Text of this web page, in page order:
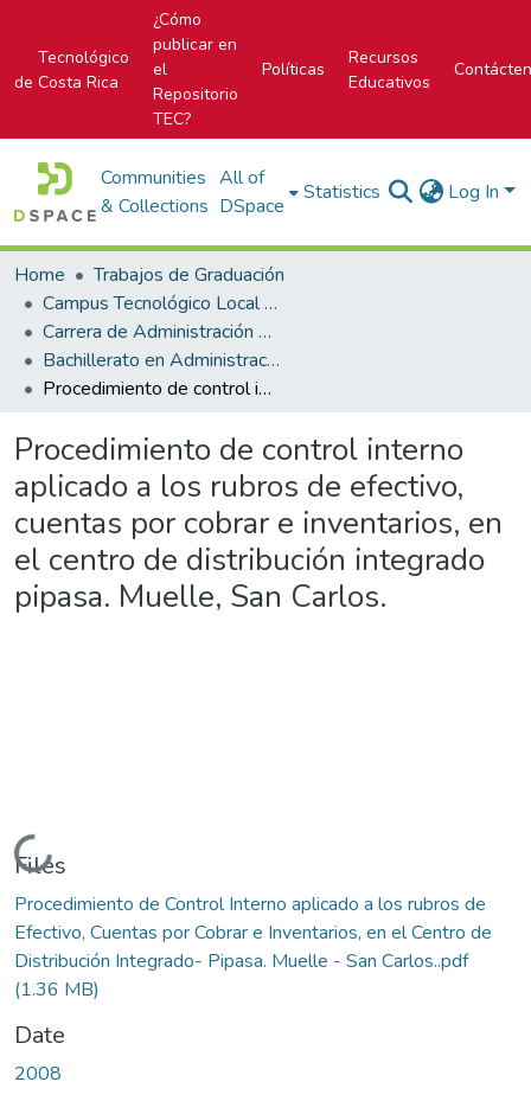
Tecnológico
de Costa Rica
¿Cómo
publicar en
el
Repositorio
TEC?
Políticas
Recursos
Educativos
Communities
& Collections
All of
DSpace
Statistics Log In
Home
Trabajos de Graduación
Campus Tecnológico Local San Carlos
Carrera de Administración de Empresas
Bachillerato en Administración de Empresas
Procedimiento de control interno aplicado a los rubros de efectivo, cuentas por cobrar e inventarios, en el centro de distribución integrado pipasa. Muelle, San Carlos.
Procedimiento de control interno
aplicado a los rubros de efectivo,
cuentas por cobrar e inventarios, en
el centro de distribución integrado
pipasa. Muelle, San Carlos.
Loading...
Files
Procedimiento de Control Interno aplicado a los rubros de
Efectivo, Cuentas por Cobrar e Inventarios, en el Centro de
Distribución Integrado- Pipasa. Muelle - San Carlos..pdf
(1.36 MB)
Date
2008